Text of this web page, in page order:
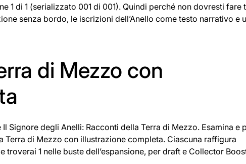
1 di 1 (serializzato 001 di 001). Quindi perché non dovresti fare
senza bordo, le iscrizioni dell’Anello come testo narrativo e
di Mezzo con
Signore degli Anelli: Racconti della Terra di Mezzo. Esamina e
di Mezzo con illustrazione completa. Ciascuna raffigura
troverai 1 nelle buste dell’espansione, per draft e Collector